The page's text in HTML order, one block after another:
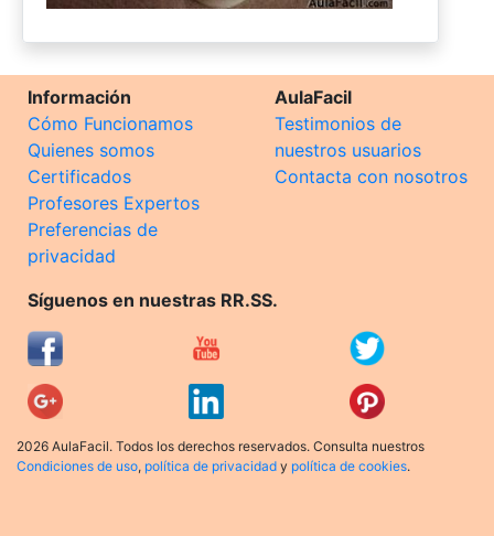
Información
Cómo Funcionamos
Quienes somos
Certificados
Profesores Expertos
Preferencias de
privacidad
AulaFacil
Testimonios de
nuestros usuarios
Contacta con nosotros
Síguenos en nuestras RR.SS.
2026 AulaFacil. Todos los derechos reservados. Consulta nuestros
Condiciones de uso, política de privacidad y política de cookies.